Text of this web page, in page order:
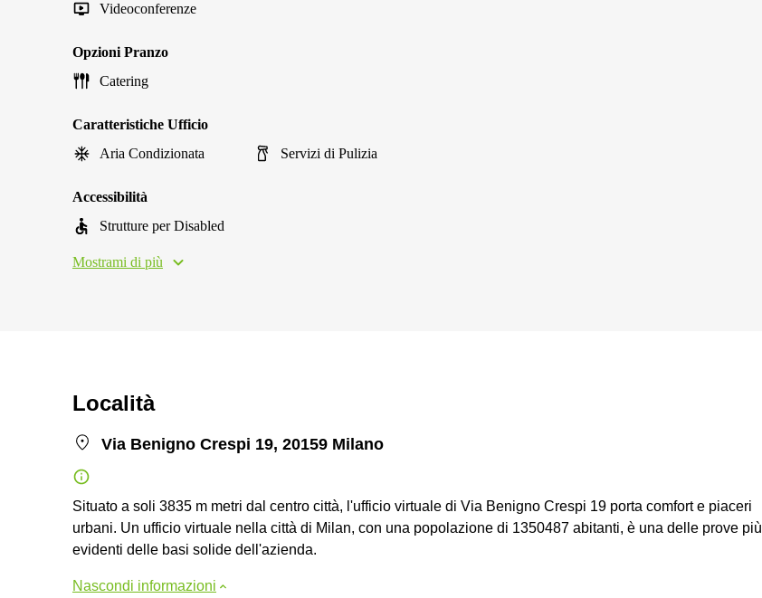
Videoconferenze
Opzioni Pranzo
Catering
Caratteristiche Ufficio
Aria Condizionata
Servizi di Pulizia
Accessibilità
Strutture per Disabled
Mostrami di più
Località
Via Benigno Crespi 19, 20159 Milano
Situato a soli 3835 m metri dal centro città, l'ufficio virtuale di Via Benigno Crespi 19 porta comfort e piaceri
urbani. Un ufficio virtuale nella città di Milan, con una popolazione di 1350487 abitanti, è una delle prove più
evidenti delle basi solide dell'azienda.
Nascondi informazioni